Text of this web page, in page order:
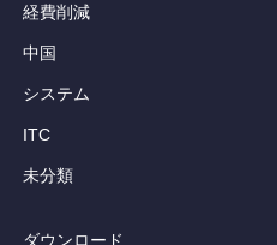
経費削減
中国
システム
ITC
未分類
ダウンロード